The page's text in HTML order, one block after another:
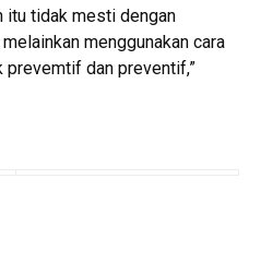
itu tidak mesti dengan
menggunakan cara
prevemtif dan preventif,”